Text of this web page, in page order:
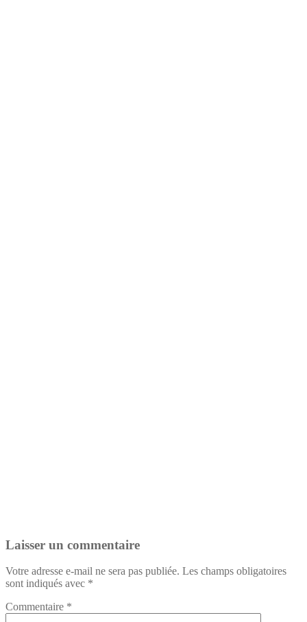
Laisser un commentaire
Votre adresse e-mail ne sera pas publiée. Les champs obligatoires
sont indiqués avec *
Commentaire *